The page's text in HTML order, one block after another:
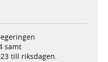
samt
till riksdagen.